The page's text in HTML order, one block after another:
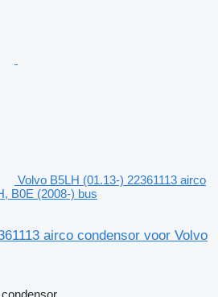
Volvo B5LH (01.13-) 22361113 airco
B0E (2008-) bus
airco condensor voor Volvo